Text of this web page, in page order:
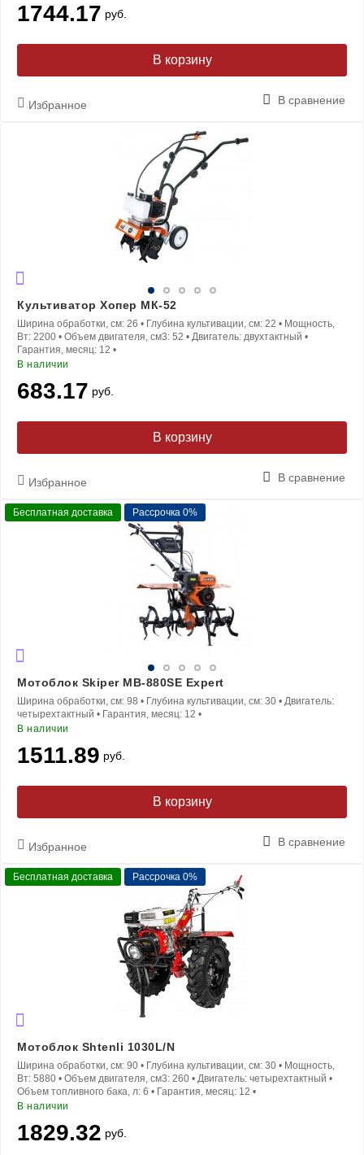
1744.17 руб.
В корзину
Избранное В сравнение
Культиватор Хопер MК-52
Ширина обработки, см: 26 • Глубина культивации, см: 22 • Мощность,
Вт: 2200 • Объем двигателя, см3: 52 • Двигатель: двухтактный •
Гарантия, месяц: 12 •
В наличии
683.17 руб.
В корзину
Избранное В сравнение
Бесплатная доставка Рассрочка 0%
Мотоблок Skiper MB-880SE Expert
Ширина обработки, см: 98 • Глубина культивации, см: 30 • Двигатель:
четырехтактный • Гарантия, месяц: 12 •
В наличии
1511.89 руб.
В корзину
Избранное В сравнение
Бесплатная доставка Рассрочка 0%
Мотоблок Shtenli 1030L/N
Ширина обработки, см: 90 • Глубина культивации, см: 30 • Мощность,
Вт: 5880 • Объем двигателя, см3: 260 • Двигатель: четырехтактный •
Объем топливного бака, л: 6 • Гарантия, месяц: 12 •
В наличии
1829.32 руб.